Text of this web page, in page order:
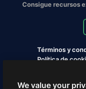
Consigue recursos
Términos y
Política de
We value your